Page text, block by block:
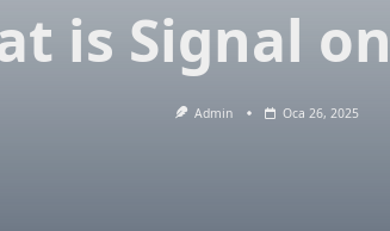
is Signal
Admin Oca 26, 2025